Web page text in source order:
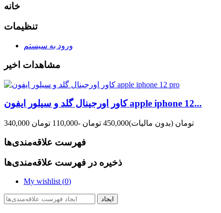
خانه
تنظیمات
ورود به سیستم
مشاهدات اخیر
کاور اورجینال گلد و سیلور ایفون apple iphone 12...
340,000 تومان (بدون مالیات)450,000 تومان -110,000 تومان
فهرست علاقه‌مندی‌ها
ذخیره در فهرست علاقه‌مندی‌ها
My wishlist (0)
ایجاد